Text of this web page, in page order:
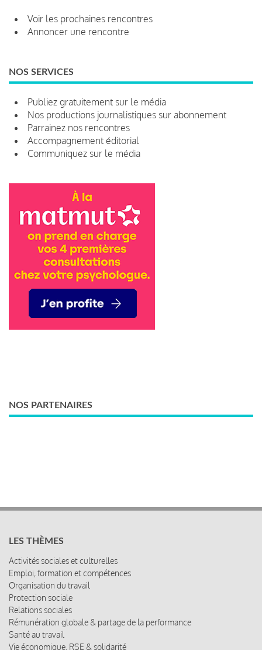
Voir les prochaines rencontres
Annoncer une rencontre
NOS SERVICES
Publiez gratuitement sur le média
Nos productions journalistiques sur abonnement
Parrainez nos rencontres
Accompagnement éditorial
Communiquez sur le média
NOS PARTENAIRES
LES THÈMES
Activités sociales et culturelles
Emploi, formation et compétences
Organisation du travail
Protection sociale
Relations sociales
Rémunération globale & partage de la performance
Santé au travail
Vie économique, RSE & solidarité